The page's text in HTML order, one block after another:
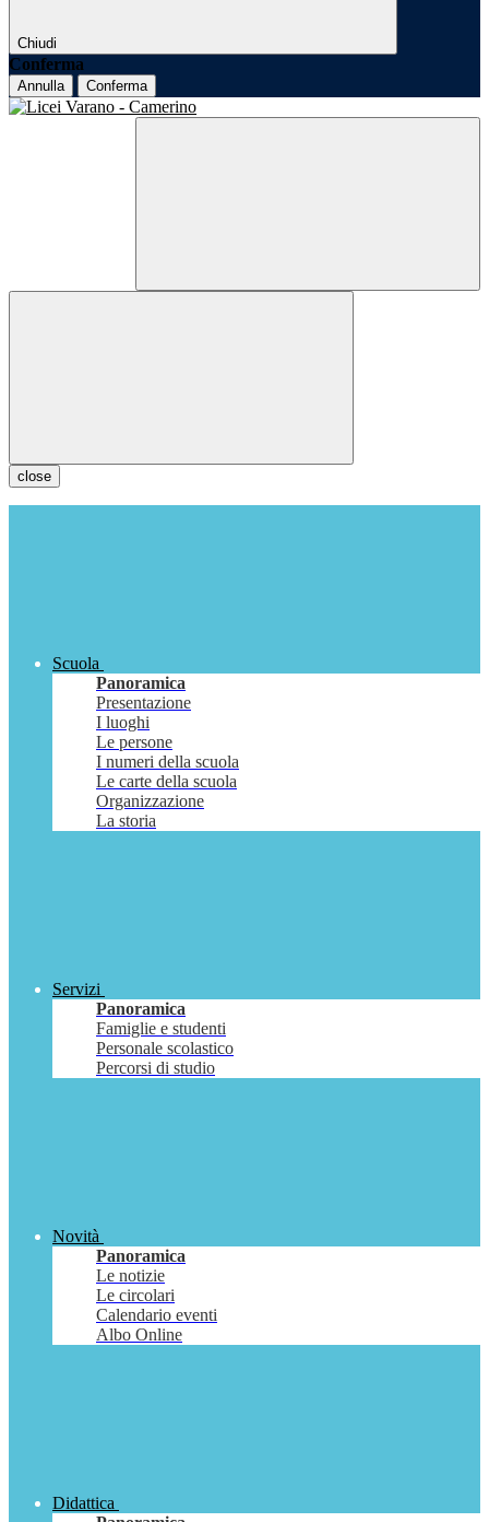
Chiudi
Conferma
Annulla Conferma
close
Scuola
Panoramica
Presentazione
I luoghi
Le persone
I numeri della scuola
Le carte della scuola
Organizzazione
La storia
Servizi
Panoramica
Famiglie e studenti
Personale scolastico
Percorsi di studio
Novità
Panoramica
Le notizie
Le circolari
Calendario eventi
Albo Online
Didattica